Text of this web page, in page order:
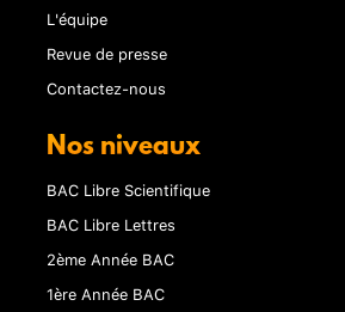
L'équipe
Revue de presse
Contactez-nous
Nos niveaux
BAC Libre Scientifique
BAC Libre Lettres
2ème Année BAC
1ère Année BAC